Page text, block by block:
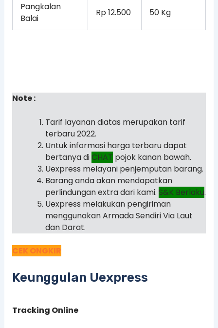
Pangkalan
Balai
Rp 12.500 50 Kg
Note :
Tarif layanan diatas merupakan tarif
terbaru 2022.
Untuk informasi harga terbaru dapat
bertanya diCHAT pojok kanan bawah.
Uexpress melayani penjemputan barang.
Barang anda akan mendapatkan
perlindungan extra dari kami. S&K Berlaku.
Uexpress melakukan pengiriman
menggunakan Armada Sendiri Via Laut
dan Darat.
CEK ONGKIR
Keunggulan Uexpress
Tracking Online